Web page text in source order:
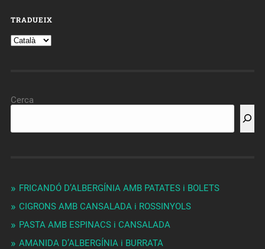
TRADUEIX
Cerca
FRICANDÓ D’ALBERGÍNIA AMB PATATES i BOLETS
CIGRONS AMB CANSALADA i ROSSINYOLS
PASTA AMB ESPINACS i CANSALADA
AMANIDA D’ALBERGÍNIA i BURRATA